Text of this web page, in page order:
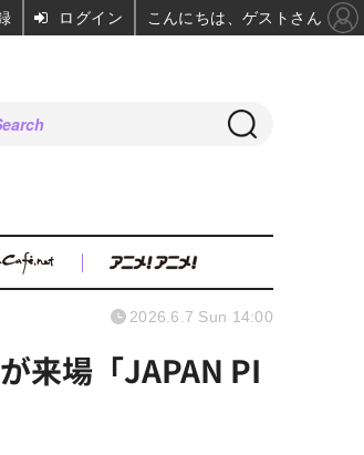
来場「JAPAN PI
2026.6.7 Sun 14:00
ログイン こんにちは、ゲストさん